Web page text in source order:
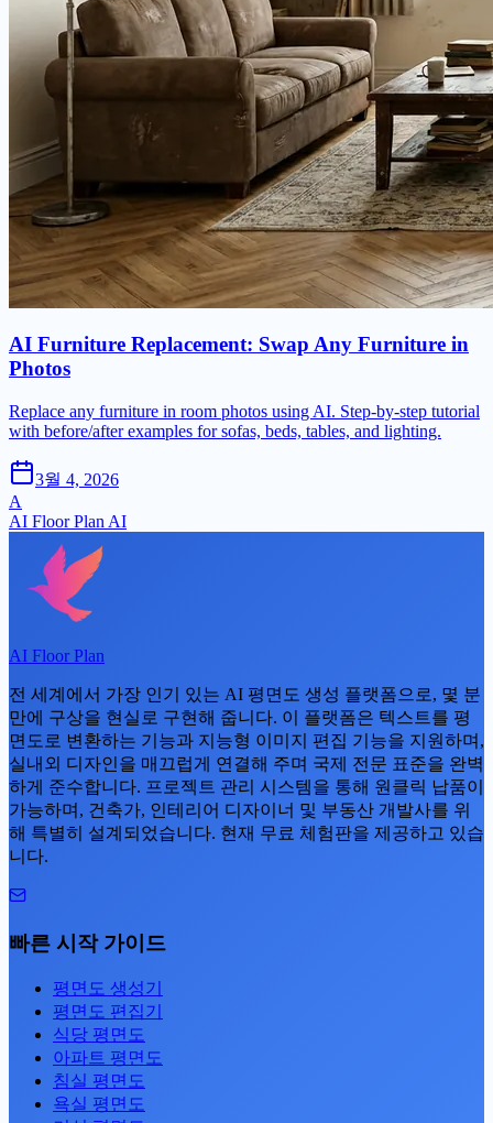
AI Furniture Replacement: Swap Any Furniture in
Photos
Replace any furniture in room photos using AI. Step-by-step tutorial
with before/after examples for sofas, beds, tables, and lighting.
3월 4, 2026
A
AI Floor Plan AI
AI Floor Plan
전 세계에서 가장 인기 있는 AI 평면도 생성 플랫폼으로, 몇 분
만에 구상을 현실로 구현해 줍니다. 이 플랫폼은 텍스트를 평
면도로 변환하는 기능과 지능형 이미지 편집 기능을 지원하며,
실내외 디자인을 매끄럽게 연결해 주며 국제 전문 표준을 완벽
하게 준수합니다. 프로젝트 관리 시스템을 통해 원클릭 납품이
가능하며, 건축가, 인테리어 디자이너 및 부동산 개발사를 위
해 특별히 설계되었습니다. 현재 무료 체험판을 제공하고 있습
니다.
빠른 시작 가이드
평면도 생성기
평면도 편집기
식당 평면도
아파트 평면도
침실 평면도
욕실 평면도